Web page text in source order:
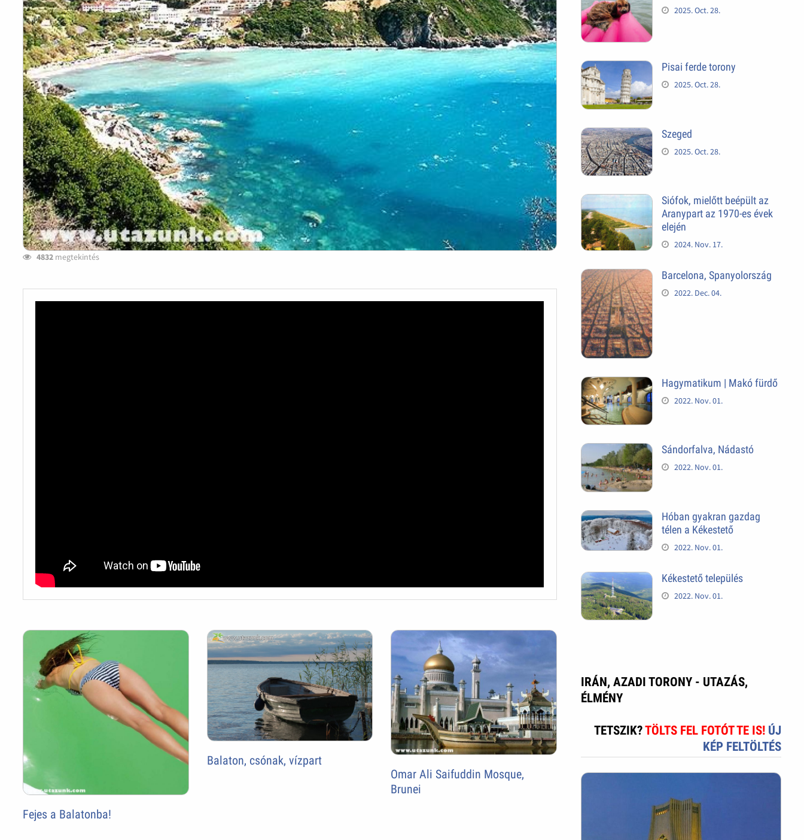
4832 megtekintés
Fejes a Balatonba!
Balaton, csónak, vízpart
Omar Ali Saifuddin Mosque,
Brunei
2025. Oct. 28.
Pisai ferde torony
2025. Oct. 28.
Szeged
2025. Oct. 28.
Siófok, mielőtt beépült az
Aranypart az 1970-es évek
elején
2024. Nov. 17.
Barcelona, Spanyolország
2022. Dec. 04.
Hagymatikum | Makó fürdő
2022. Nov. 01.
Sándorfalva, Nádastó
2022. Nov. 01.
Hóban gyakran gazdag
télen a Kékestető
2022. Nov. 01.
Kékestető település
2022. Nov. 01.
IRÁN, AZADI TORONY - UTAZÁS,
ÉLMÉNY
TETSZIK?TÖLTS FEL FOTÓT TE IS! ÚJ
KÉP FELTÖLTÉS